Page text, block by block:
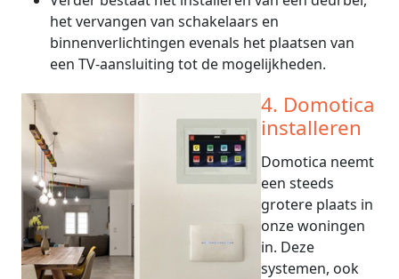
het vervangen van schakelaars en
binnenverlichtingen evenals het plaatsen van
een TV-aansluiting tot de mogelijkheden.
4. Domotica
installeren
Domotica neemt
een steeds
grotere plaats in
onze woningen
in. Deze
systemen, ook